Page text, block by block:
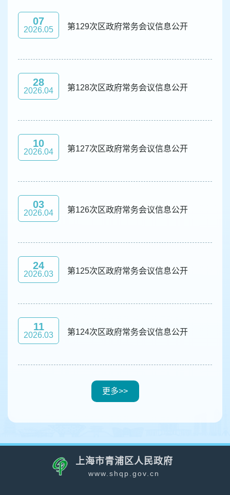
07
2026.05 第129次区政府常务会议信息公开
28
2026.04 第128次区政府常务会议信息公开
10
2026.04 第127次区政府常务会议信息公开
03
2026.04 第126次区政府常务会议信息公开
24
2026.03 第125次区政府常务会议信息公开
11
2026.03 第124次区政府常务会议信息公开
更多>>
上海市青浦区人民政府
www.shqp.gov.cn